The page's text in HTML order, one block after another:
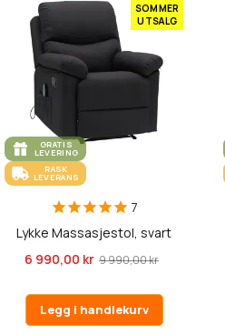
SOMMER
UTSALG
GRATIS
LEVERING
RASK
LEVERANS
7
Lykke Massasjestol, svart
6 990,00 kr 9 990,00 kr
Legg i handlekurv